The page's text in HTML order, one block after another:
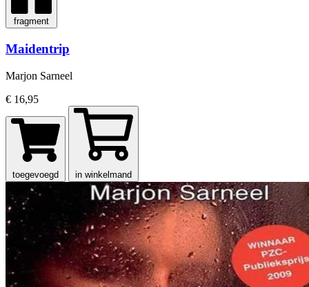
fragment
Maidentrip
Marjon Sarneel
€ 16,95
toegevoegd in winkelmand